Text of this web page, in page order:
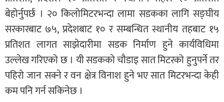
बेहोर्नुपर्छ । २० किलोमिटरभन्दा लामा सडकका लागि सङ्घीय
सरकारबाट ७५, प्रदेशबाट १० र सम्बन्धित स्थानीय तहबाट १५
प्रतिशत लागत साझेदारीमा सडक निर्माण हुने कार्यविधिमा
उल्लेख गरिएको छ । यी सडकको चौडाइ सात मिटरको हुनुपर्ने तर
पहिरो जान सक्ने र वन क्षेत्र विनाश हुने भए सात मिटरभन्दा केही
कम पनि गर्न सकिनेछ ।